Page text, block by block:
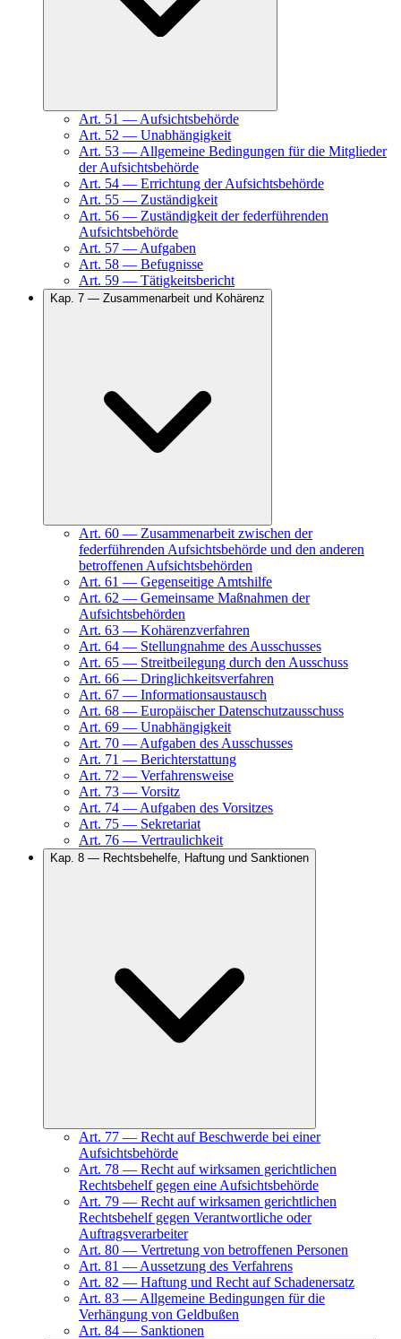
Art. 51 — Aufsichtsbehörde
Art. 52 — Unabhängigkeit
Art. 53 — Allgemeine Bedingungen für die Mitglieder
der Aufsichtsbehörde
Art. 54 — Errichtung der Aufsichtsbehörde
Art. 55 — Zuständigkeit
Art. 56 — Zuständigkeit der federführenden
Aufsichtsbehörde
Art. 57 — Aufgaben
Art. 58 — Befugnisse
Art. 59 — Tätigkeitsbericht
Kap. 7 — Zusammenarbeit und Kohärenz
Art. 60 — Zusammenarbeit zwischen der
federführenden Aufsichtsbehörde und den anderen
betroffenen Aufsichtsbehörden
Art. 61 — Gegenseitige Amtshilfe
Art. 62 — Gemeinsame Maßnahmen der
Aufsichtsbehörden
Art. 63 — Kohärenzverfahren
Art. 64 — Stellungnahme des Ausschusses
Art. 65 — Streitbeilegung durch den Ausschuss
Art. 66 — Dringlichkeitsverfahren
Art. 67 — Informationsaustausch
Art. 68 — Europäischer Datenschutzausschuss
Art. 69 — Unabhängigkeit
Art. 70 — Aufgaben des Ausschusses
Art. 71 — Berichterstattung
Art. 72 — Verfahrensweise
Art. 73 — Vorsitz
Art. 74 — Aufgaben des Vorsitzes
Art. 75 — Sekretariat
Art. 76 — Vertraulichkeit
Kap. 8 — Rechtsbehelfe, Haftung und Sanktionen
Art. 77 — Recht auf Beschwerde bei einer
Aufsichtsbehörde
Art. 78 — Recht auf wirksamen gerichtlichen
Rechtsbehelf gegen eine Aufsichtsbehörde
Art. 79 — Recht auf wirksamen gerichtlichen
Rechtsbehelf gegen Verantwortliche oder
Auftragsverarbeiter
Art. 80 — Vertretung von betroffenen Personen
Art. 81 — Aussetzung des Verfahrens
Art. 82 — Haftung und Recht auf Schadenersatz
Art. 83 — Allgemeine Bedingungen für die
Verhängung von Geldbußen
Art. 84 — Sanktionen